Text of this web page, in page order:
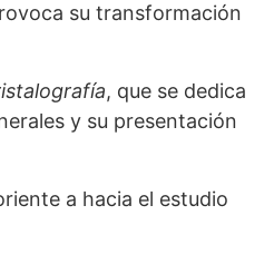
su transformación
, que se dedica
y su presentación
a hacia el estudio